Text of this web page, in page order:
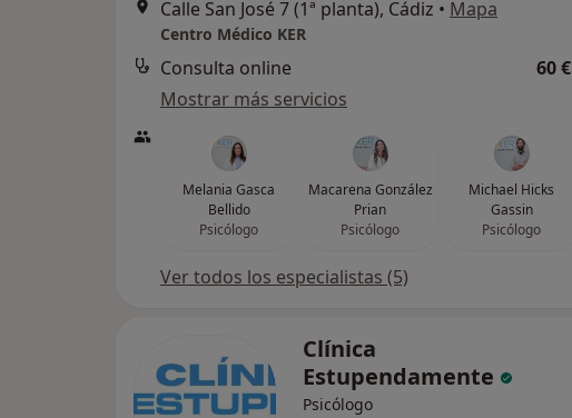
Calle San José 7 (1ª planta), Cádiz • Mapa
Centro Médico KER
Consulta online
60 €
Mostrar más servicios
Melania Gasca
Bellido
Psicólogo
Macarena González
Prian
Psicólogo
Michael Hicks
Gassin
Psicólogo
Ver todos los especialistas (5)
Clínica
Estupendamente
Psicólogo